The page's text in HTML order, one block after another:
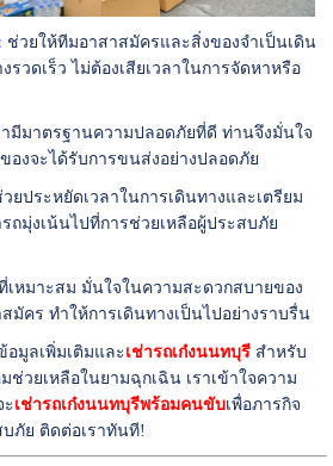
ช่วยให้ทีมอาสาสมัครและสิ่งของจำเป็นเดิน
วดเร็ว ไม่ต้องเสียเวลาในการจัดหาหรือ
ามีมาตรฐานความปลอดภัยที่ดี ท่านจึงมั่นใจ
องจะได้รับการขนส่งอย่างปลอดภัย
ยประหยัดเวลาในการเดินทางและเตรียม
ถมุ่งเน้นไปที่การช่วยเหลือผู้ประสบภัย
เหมาะสม มั่นใจในความสะดวกสบายของ
มัคร ทำให้การเดินทางเป็นไปอย่างราบรื่น
มูลเพิ่มเติมและเช่ารถเก๋งนนทบุรี สำหรับ
วยเหลือในยามฉุกเฉิน เราเข้าใจความ
ะเช่ารถเก๋งนนทบุรีพร้อมคนขับเพื่อภารกิจ
ภัย ติดต่อเราทันที!